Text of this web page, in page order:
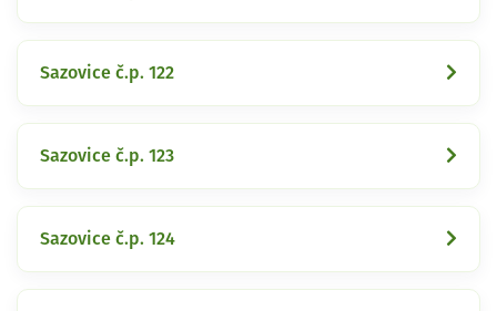
Sazovice č.p. 122
Sazovice č.p. 123
Sazovice č.p. 124